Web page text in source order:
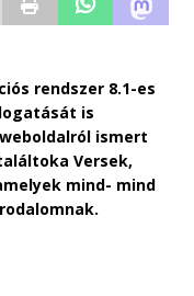
rendszer 8.1-es
is
ismert
Versek,
mind- mind